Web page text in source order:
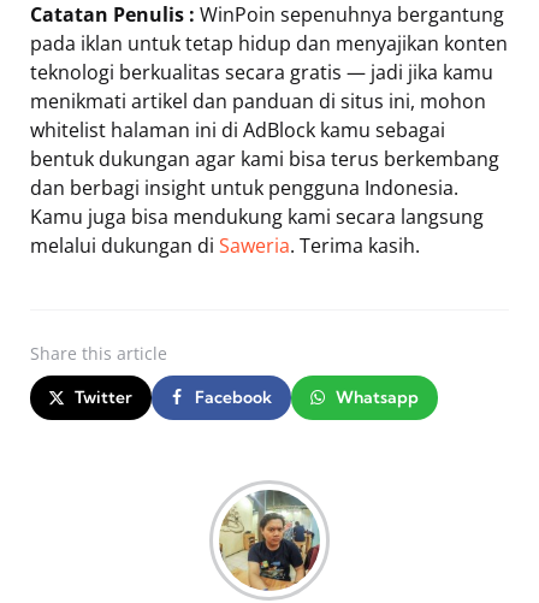
Catatan Penulis : WinPoin sepenuhnya bergantung
pada iklan untuk tetap hidup dan menyajikan konten
teknologi berkualitas secara gratis — jadi jika kamu
menikmati artikel dan panduan di situs ini, mohon
whitelist halaman ini di AdBlock kamu sebagai
bentuk dukungan agar kami bisa terus berkembang
dan berbagi insight untuk pengguna Indonesia.
Kamu juga bisa mendukung kami secara langsung
melalui dukungan di Saweria. Terima kasih.
Share this article
Twitter Facebook Whatsapp